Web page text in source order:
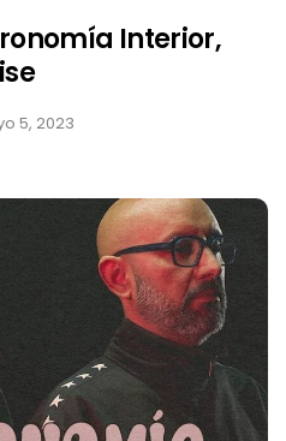
Interior,
5, 2023